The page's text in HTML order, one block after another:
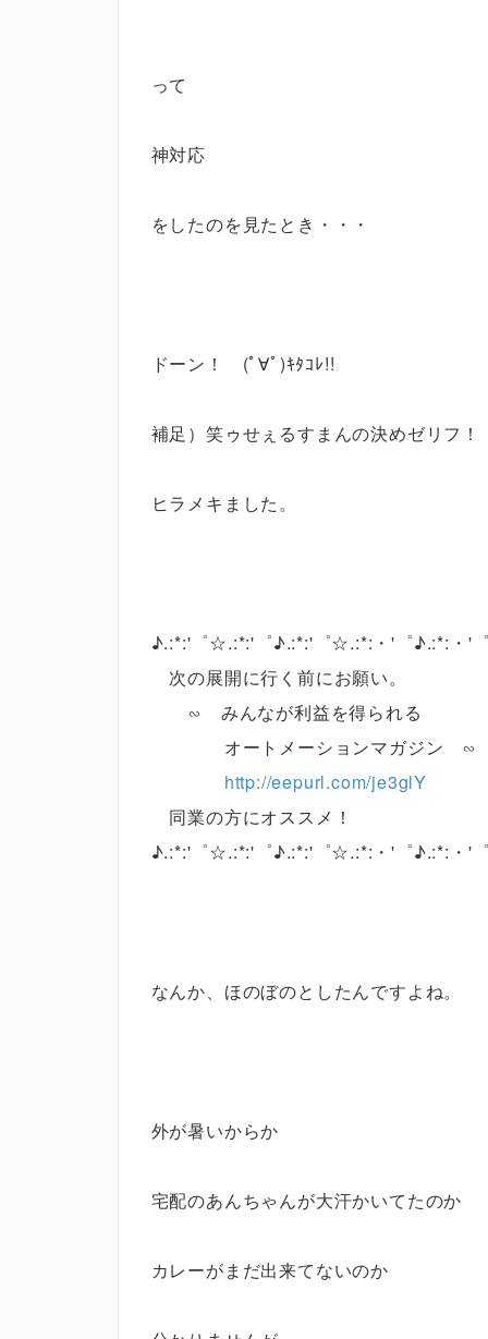
って
神対応
をしたのを見たとき・・・
ドーン！ (ﾟ∀ﾟ)ｷﾀｺﾚ!!
補足）笑ゥせぇるすまんの決めゼリフ！
ヒラメキました。
♪.:*:'゜☆.:*:'゜♪.:*:'゜☆.:*:・'゜♪.:*:・'
次の展開に行く前にお願い。
∽ みんなが利益を得られる
オートメーションマガジン ∽
http://eepurl.com/je3glY
同業の方にオススメ！
♪.:*:'゜☆.:*:'゜♪.:*:'゜☆.:*:・'゜♪.:*:・'
なんか、ほのぼのとしたんですよね。
外が暑いからか
宅配のあんちゃんが大汗かいてたのか
カレーがまだ出来てないのか